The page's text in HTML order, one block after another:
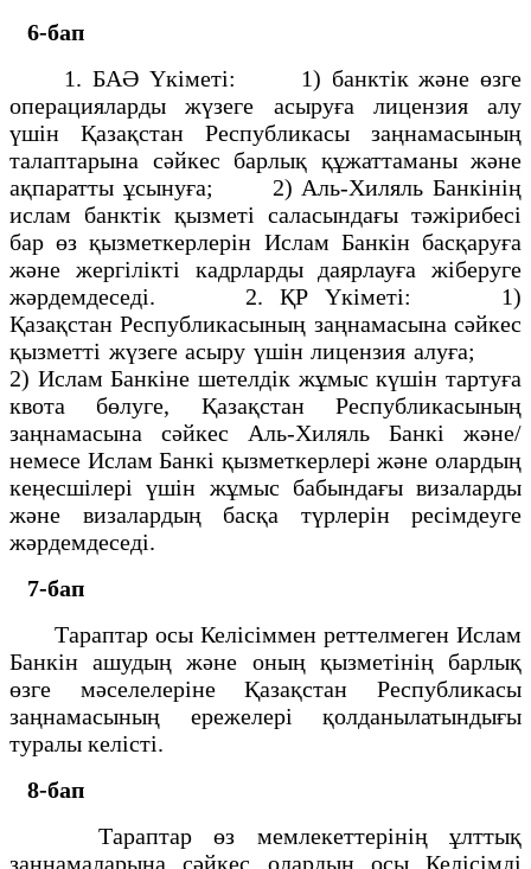
6-бап
1. БАӘ Үкіметі: 1) банктік және өзге
операцияларды жүзеге асыруға лицензия алу
үшін Қазақстан Республикасы заңнамасының
талаптарына сәйкес барлық құжаттаманы және
ақпаратты ұсынуға; 2) Аль-Хиляль Банкінің
ислам банктік қызметі саласындағы тәжірибесі
бар өз қызметкерлерін Ислам Банкін басқаруға
және жергілікті кадрларды даярлауға жіберуге
жәрдемдеседі. 2. ҚР Үкіметі: 1)
Қазақстан Республикасының заңнамасына сәйкес
қызметті жүзеге асыру үшін лицензия алуға;
2) Ислам Банкіне шетелдік жұмыс күшін тартуға
квота бөлуге, Қазақстан Республикасының
заңнамасына сәйкес Аль-Хиляль Банкі және/
немесе Ислам Банкі қызметкерлері және олардың
кеңесшілері үшін жұмыс бабындағы визаларды
және визалардың басқа түрлерін ресімдеуге
жәрдемдеседі.
7-бап
Тараптар осы Келісіммен реттелмеген Ислам
Банкін ашудың және оның қызметінің барлық
өзге мәселелеріне Қазақстан Республикасы
заңнамасының ережелері қолданылатындығы
туралы келісті.
8-бап
Тараптар өз мемлекеттерінің ұлттық
заңнамаларына сәйкес олардың осы Келісімді